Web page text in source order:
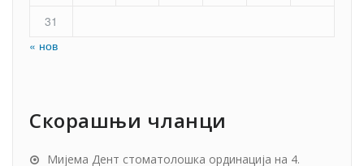
31
« нов
Скорашњи чланци
Мијема Дент стоматолошка ординација на 4.